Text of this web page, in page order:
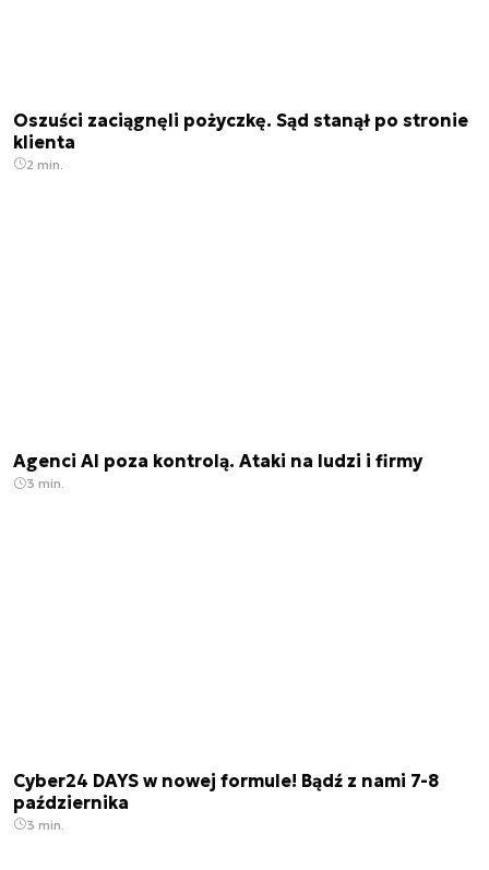
Oszuści zaciągnęli pożyczkę. Sąd stanął po stronie
klienta
2 min.
Agenci AI poza kontrolą. Ataki na ludzi i firmy
3 min.
Cyber24 DAYS w nowej formule! Bądź z nami 7-8
października
3 min.